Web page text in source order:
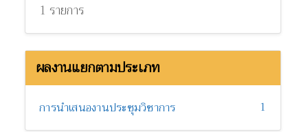
1 รายการ
ผลงานแยกตามประเภท
การนำเสนองานประชุมวิชาการ 1